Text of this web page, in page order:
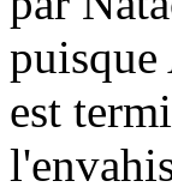
puisque
est